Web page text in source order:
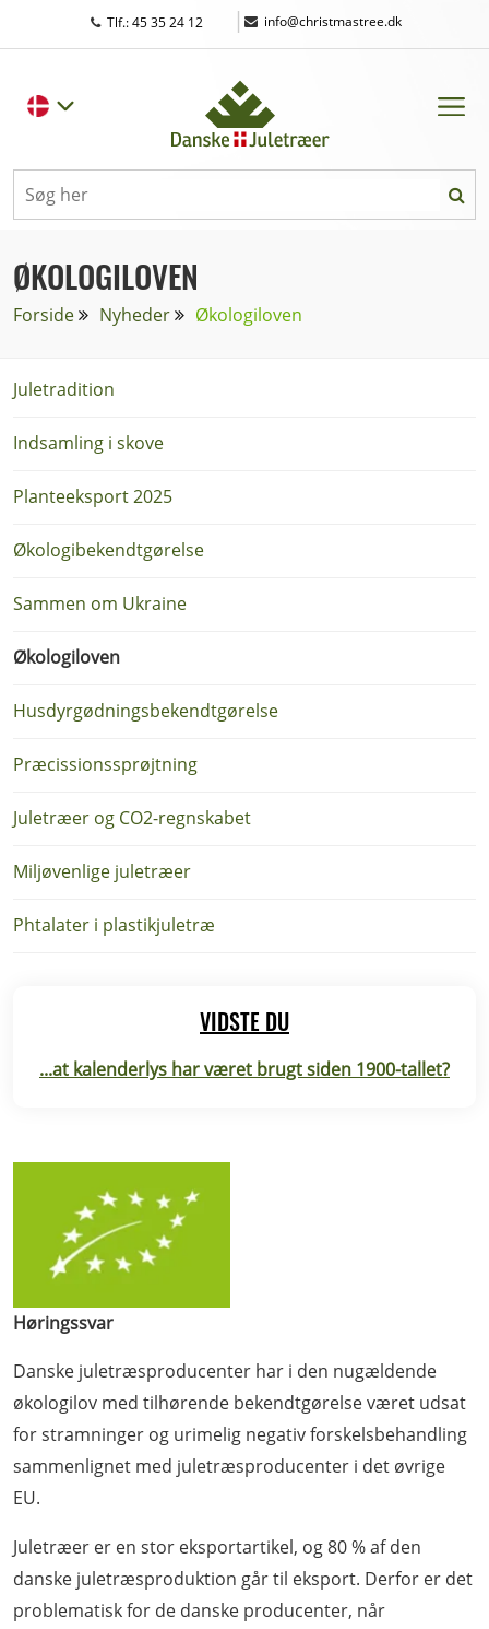
Tlf.: 45 35 24 12 | info@christmastree.dk
ØKOLOGILOVEN
Forside Nyheder Økologiloven
Juletradition
Indsamling i skove
Planteeksport 2025
Økologibekendtgørelse
Sammen om Ukraine
Økologiloven
Husdyrgødningsbekendtgørelse
Præcissionssprøjtning
Juletræer og CO2-regnskabet
Miljøvenlige juletræer
Phtalater i plastikjuletræ
VIDSTE DU
...at kalenderlys har været brugt siden 1900-tallet?
Høringssvar
Danske juletræsproducenter har i den nugældende
økologilov med tilhørende bekendtgørelse været udsat
for stramninger og urimelig negativ forskelsbehandling
sammenlignet med juletræsproducenter i det øvrige
EU.
Juletræer er en stor eksportartikel, og 80 % af den
danske juletræsproduktion går til eksport. Derfor er det
problematisk for de danske producenter, når